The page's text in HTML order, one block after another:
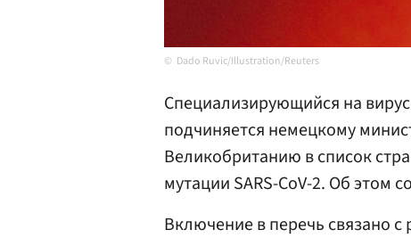
Dado Ruvic/Illustration/Reuters
Специализирующийся на
подчиняется немецкому
Великобританию в список
мутации SARS-CoV-2. Об этом
Включение в перечь связано